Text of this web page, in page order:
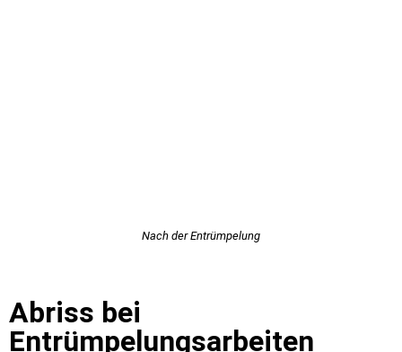
Nach der Entrümpelung
Abriss bei
Entrümpelungsarbeiten